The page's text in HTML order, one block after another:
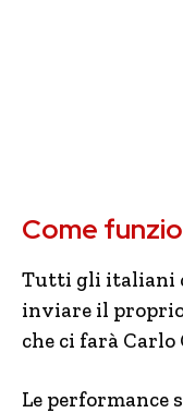
Come
Tutti gli italiani
inviare il proprio
che ci farà
Le performance